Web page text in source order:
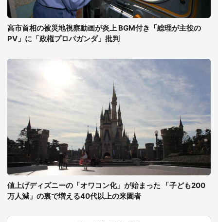
高市首相の被災地視察動画が炎上 BGM付き「総理が主役の
PV」に「政権プロパガンダ」批判
値上げディズニーの「オワコン化」が始まった 「子ども200
万人減」の裏で増える40代以上の来園者